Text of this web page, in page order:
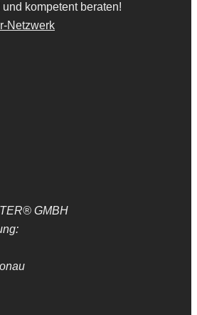
kompetent beraten!
Netzwerk
GMBH